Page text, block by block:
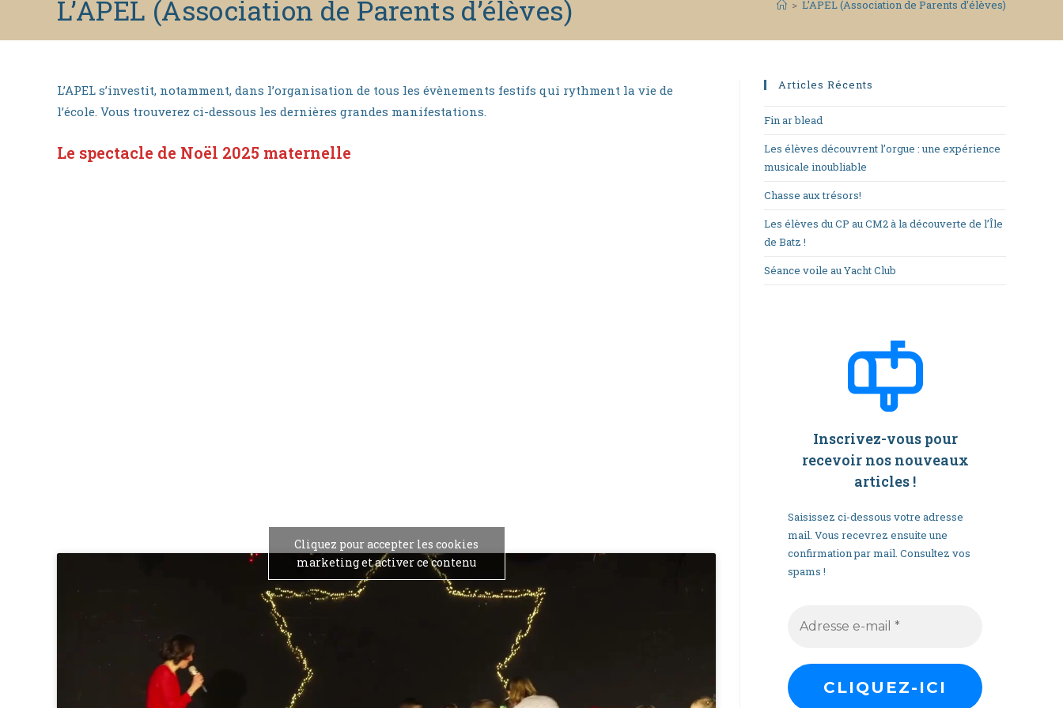
L’APEL (Association de Parents d’élèves) > L’APEL (Association de Parents d’élèves)
L’APEL s’investit, notamment, dans l’organisation de tous les évènements festifs qui rythment la vie de
l’école. Vous trouverez ci-dessous les dernières grandes manifestations.
Le spectacle de Noël 2025 maternelle
Cliquez pour accepter les cookies
marketing et activer ce contenu
Articles Récents
Fin ar blead
Les élèves découvrent l’orgue : une expérience
musicale inoubliable
Chasse aux trésors!
Les élèves du CP au CM2 à la découverte de l’Île
de Batz !
Séance voile au Yacht Club
Inscrivez-vous pour
recevoir nos nouveaux
articles !
Saisissez ci-dessous votre adresse
mail. Vous recevrez ensuite une
confirmation par mail. Consultez vos
spams !